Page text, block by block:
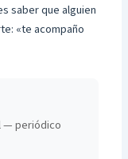
saber que alguien
«te acompaño
— periódico